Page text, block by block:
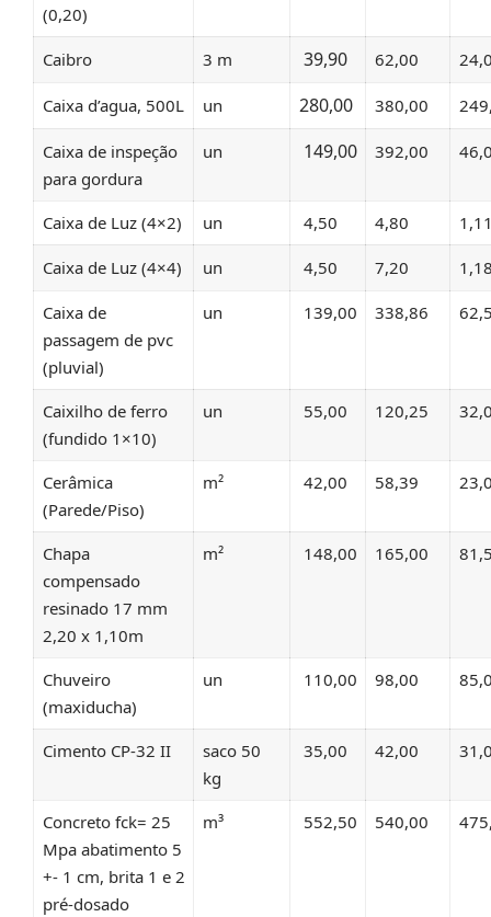
(0,20)
Caibro 3 m 39,90 62,00
Caixa d’agua, 500L un 280,00 380,00
Caixa de inspeção
para gordura
un 149,00 392,00
Caixa de Luz (4×2) un 4,50 4,80
Caixa de Luz (4×4) un 4,50 7,20
Caixa de
passagem de pvc
(pluvial)
un 139,00 338,86
Caixilho de ferro
(fundido 1×10)
un 55,00 120,25
Cerâmica
(Parede/Piso)
m² 42,00 58,39
Chapa
compensado
resinado 17 mm
2,20 x 1,10m
m² 148,00 165,00
Chuveiro
(maxiducha)
un 110,00 98,00
Cimento CP-32 II
saco 50
kg
35,00 42,00
Concreto fck= 25
Mpa abatimento 5
+- 1 cm, brita 1 e 2
pré-dosado
m³ 552,50 540,00